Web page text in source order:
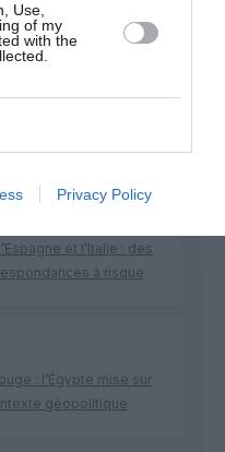
Use,
of my
with the
Privacy Policy
et l’Italie : des
à risque
: l’Égypte mise sur
géopolitique